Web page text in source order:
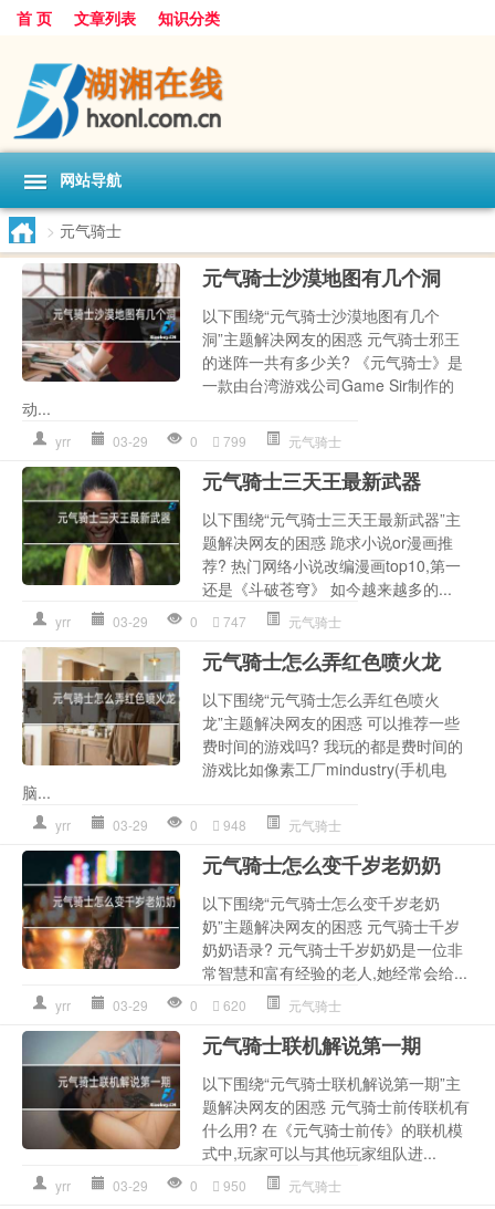
首 页 文章列表 知识分类
网站导航
> 元气骑士
元气骑士沙漠地图有几个洞
以下围绕“元气骑士沙漠地图有几个
洞”主题解决网友的困惑 元气骑士邪王
的迷阵一共有多少关? 《元气骑士》是
一款由台湾游戏公司Game Sir制作的
动...
yrr 03-29 0 799 元气骑士
元气骑士三天王最新武器
以下围绕“元气骑士三天王最新武器”主
题解决网友的困惑 跪求小说or漫画推
荐? 热门网络小说改编漫画top10,第一
还是《斗破苍穹》 如今越来越多的...
yrr 03-29 0 747 元气骑士
元气骑士怎么弄红色喷火龙
以下围绕“元气骑士怎么弄红色喷火
龙”主题解决网友的困惑 可以推荐一些
费时间的游戏吗? 我玩的都是费时间的
游戏比如像素工厂mindustry(手机电
脑...
yrr 03-29 0 948 元气骑士
元气骑士怎么变千岁老奶奶
以下围绕“元气骑士怎么变千岁老奶
奶”主题解决网友的困惑 元气骑士千岁
奶奶语录? 元气骑士千岁奶奶是一位非
常智慧和富有经验的老人,她经常会给...
yrr 03-29 0 620 元气骑士
元气骑士联机解说第一期
以下围绕“元气骑士联机解说第一期”主
题解决网友的困惑 元气骑士前传联机有
什么用? 在《元气骑士前传》的联机模
式中,玩家可以与其他玩家组队进...
yrr 03-29 0 950 元气骑士